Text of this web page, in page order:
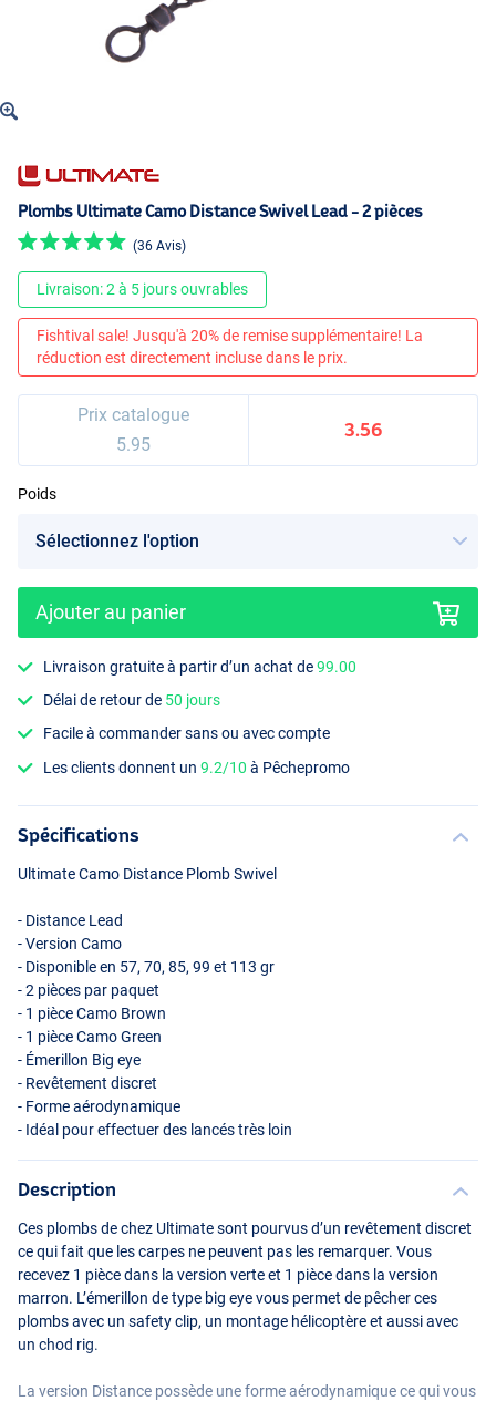
Plombs Ultimate Camo Distance Swivel Lead - 2 pièces
(36 Avis)
Livraison: 2 à 5 jours ouvrables
Fishtival sale! Jusqu'à 20% de remise supplémentaire! La
réduction est directement incluse dans le prix.
Prix catalogue
5.95
3.56
Poids
Ajouter au panier
Livraison gratuite à partir d’un achat de99.00
Délai de retour de 50 jours
Facile à commander sans ou avec compte
Les clients donnent un9.2/10 à Pêchepromo
Spécifications
Ultimate Camo Distance Plomb Swivel
- Distance Lead
- Version Camo
- Disponible en 57, 70, 85, 99 et 113 gr
- 2 pièces par paquet
- 1 pièce Camo Brown
- 1 pièce Camo Green
- Émerillon Big eye
- Revêtement discret
- Forme aérodynamique
- Idéal pour effectuer des lancés très loin
Description
Ces plombs de chez Ultimate sont pourvus d’un revêtement discret
ce qui fait que les carpes ne peuvent pas les remarquer. Vous
recevez 1 pièce dans la version verte et 1 pièce dans la version
marron. L’émerillon de type big eye vous permet de pêcher ces
plombs avec un safety clip, un montage hélicoptère et aussi avec
un chod rig.
La version Distance possède une forme aérodynamique ce qui vous